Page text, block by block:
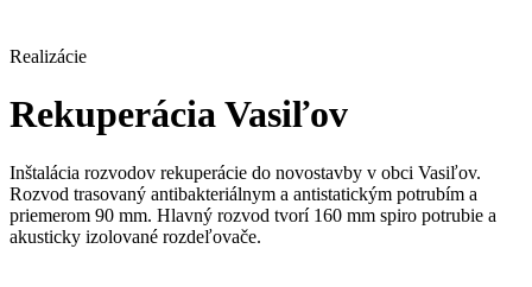
Realizácie
Rekuperácia Vasiľov
Inštalácia rozvodov rekuperácie do novostavby v obci Vasiľov.
Rozvod trasovaný antibakteriálnym a antistatickým potrubím a
priemerom 90 mm. Hlavný rozvod tvorí 160 mm spiro potrubie a
akusticky izolované rozdeľovače.